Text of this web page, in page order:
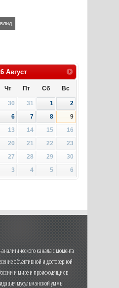
Август
Чт Пт Сб Вс
30 31 1
2
6 7 8
9
13 14 15
16
20 21 22
23
27 28 29
30
3 4 5 6
канала с момента
объективной и достоверной
и мире и происходящих в
мусульманской уммы